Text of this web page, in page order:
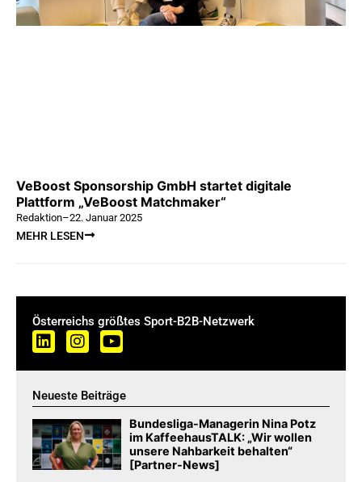
VeBoost Sponsorship GmbH startet digitale
Plattform „VeBoost Matchmaker“
Redaktion–22. Januar 2025
MEHR LESEN
Österreichs größtes Sport-B2B-Netzwerk
Neueste Beiträge
Bundesliga-Managerin Nina Potz
im KaffeehausTALK: „Wir wollen
unsere Nahbarkeit behalten“
[Partner-News]